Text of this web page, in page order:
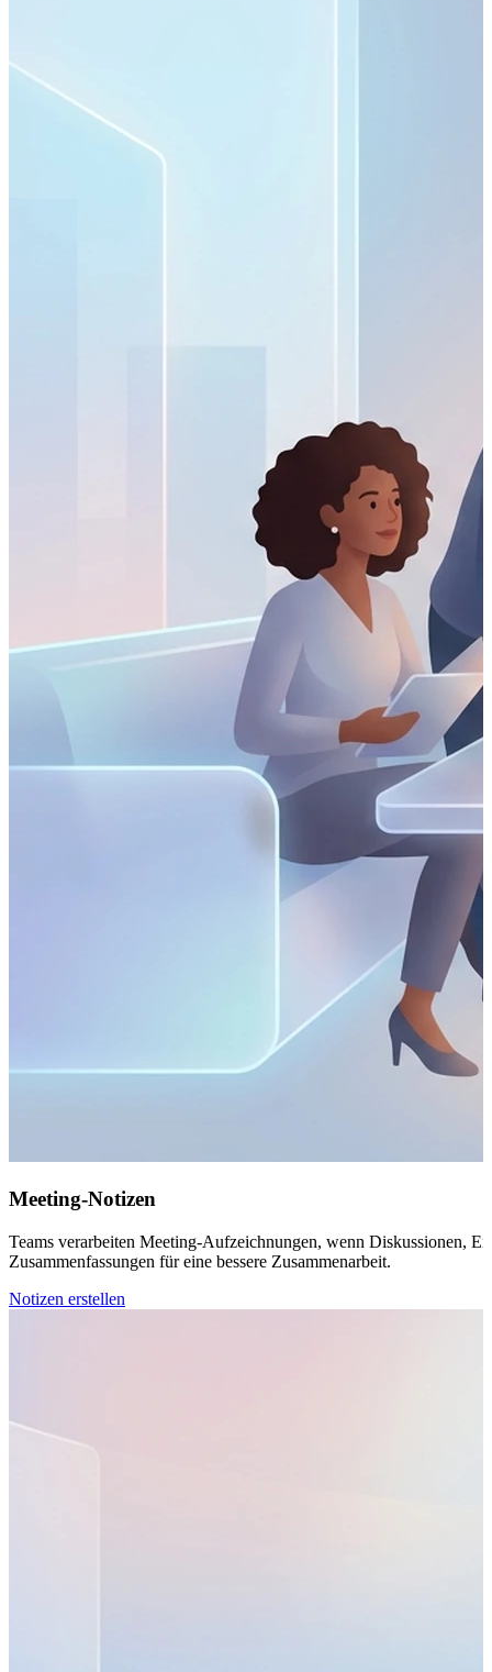
Meeting-Notizen
Teams verarbeiten Meeting-Aufzeichnungen, wenn Diskussionen,
Zusammenfassungen für eine bessere Zusammenarbeit.
Notizen erstellen